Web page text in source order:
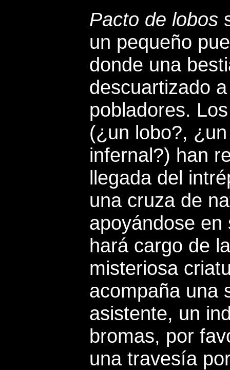
Pacto de lobos
un pequeño
donde una
descuartizado
pobladores.
(¿un lobo?,
infernal?) han
llegada del
una cruza de
apoyándose
hará cargo de
misteriosa
acompaña una
asistente, un
bromas, por
una travesía